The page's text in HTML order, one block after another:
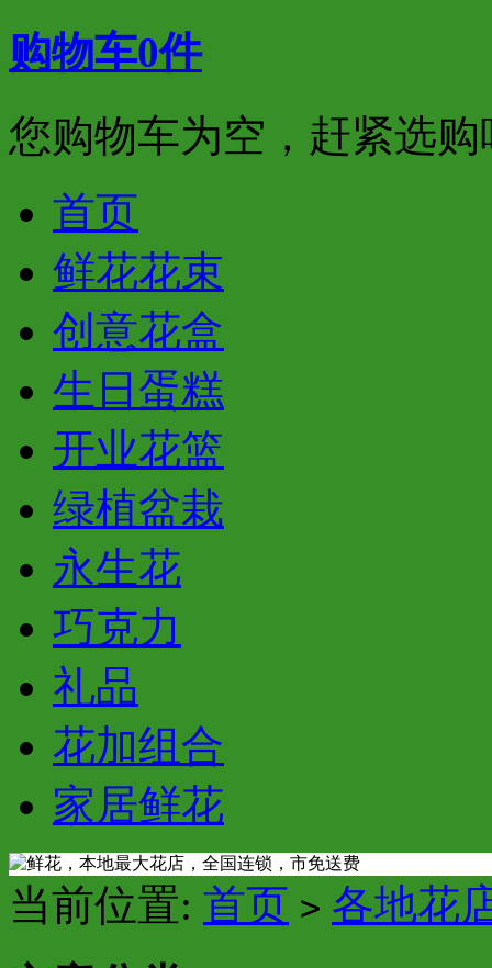
购物车0件
您购物车为空，赶紧选购
首页
鲜花花束
创意花盒
生日蛋糕
开业花篮
绿植盆栽
永生花
巧克力
礼品
花加组合
家居鲜花
当前位置: 首页 > 各地花